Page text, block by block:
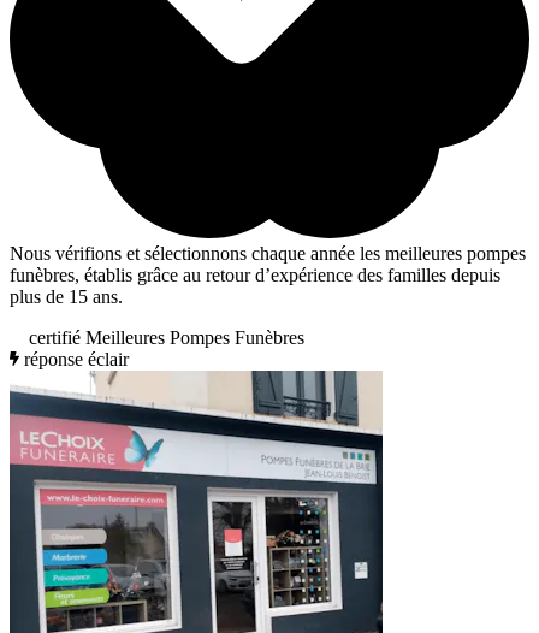
Nous vérifions et sélectionnons chaque année les meilleures pompes
funèbres, établis grâce au retour d’expérience des familles depuis
plus de 15 ans.
certifié Meilleures Pompes Funèbres
réponse éclair